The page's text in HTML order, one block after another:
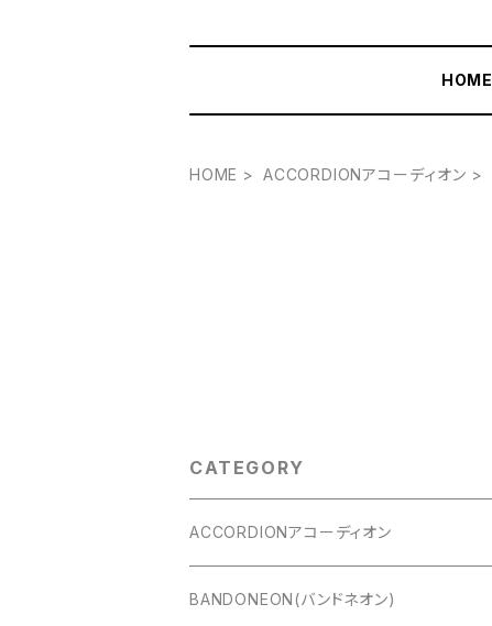
HOME
HOME ACCORDIONアコーディオン
CATEGORY
ACCORDIONアコーディオン
CAVAGNOLO(キャバニョロ)
BANDONEON(バンドネオン)